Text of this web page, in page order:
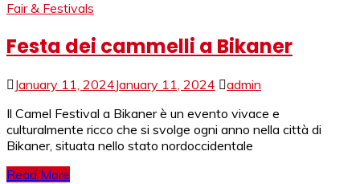
Fair & Festivals
Festa dei cammelli a Bikaner
January 11, 2024January 11, 2024
admin
Il Camel Festival a Bikaner è un evento vivace e
culturalmente ricco che si svolge ogni anno nella città di
Bikaner, situata nello stato nordoccidentale
Read More